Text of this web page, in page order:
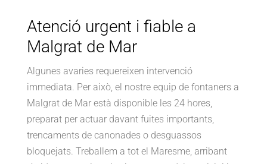
Atenció urgent i fiable a
Malgrat de Mar
Algunes avaries requereixen intervenció
immediata. Per això, el nostre equip de fontaners a
Malgrat de Mar està disponible les 24 hores,
preparat per actuar davant fuites importants,
trencaments de canonades o desguassos
bloquejats. Treballem a tot el Maresme, arribant